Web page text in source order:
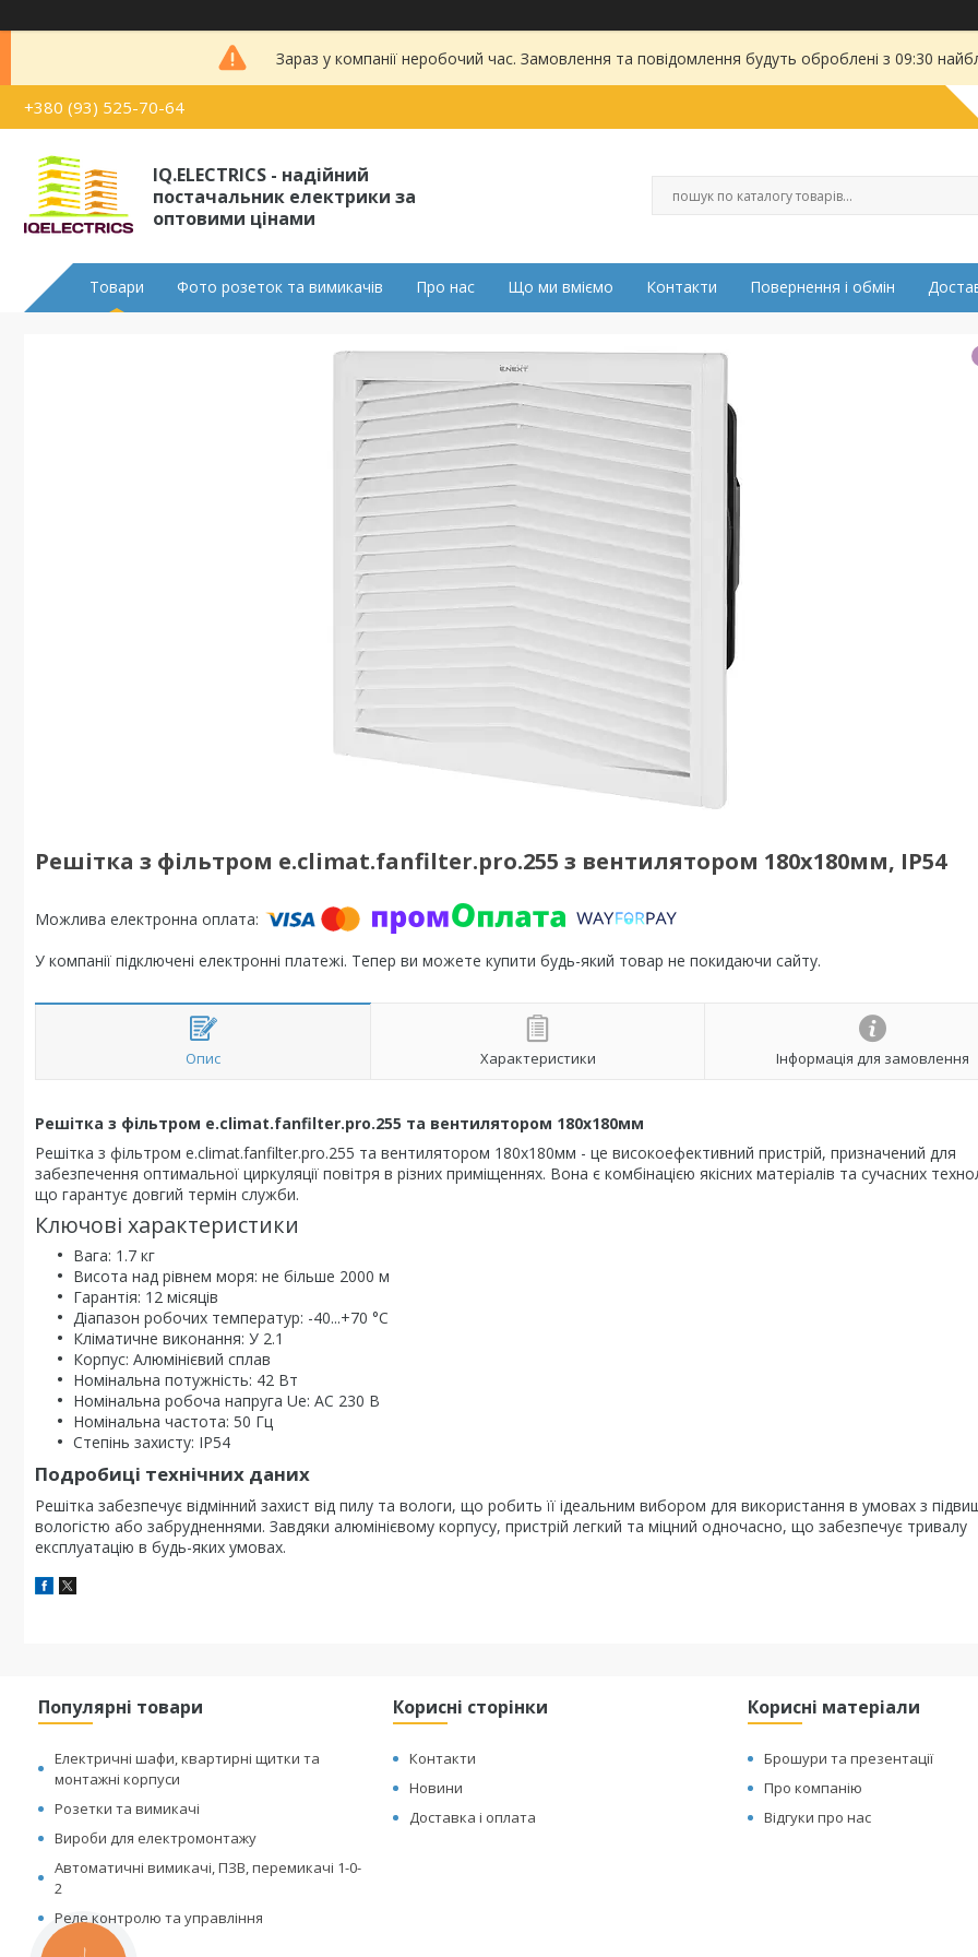
Зараз у компанії неробочий час. Замовлення та повідомлення будуть оброблені з 09:30
+380 (93) 525-70-64
IQ.ELECTRICS - надійний
постачальник електрики за
оптовими цінами
Товари Фото розеток та вимикачів Про нас Що ми вміємо Контакти Повернення і обмін
Решітка з фільтром e.climat.fanfilter.pro.255 з вентилятором 180х180мм, IP54
У компанії підключені електронні платежі. Тепер ви можете купити будь-який товар не покидаючи сайту.
Опис Характеристики Інформація для замовлення
Решітка з фільтром e.climat.fanfilter.pro.255 та вентилятором 180х180мм
Решітка з фільтром e.climat.fanfilter.pro.255 та вентилятором 180х180мм - це високоефективний пристрій, призначений для
забезпечення оптимальної циркуляції повітря в різних приміщеннях. Вона є комбінацією якісних матеріалів та сучасних
що гарантує довгий термін служби.
Ключові характеристики
Вага: 1.7 кг
Висота над рівнем моря: не більше 2000 м
Гарантія: 12 місяців
Діапазон робочих температур: -40...+70 °С
Кліматичне виконання: У 2.1
Корпус: Алюмінієвий сплав
Номінальна потужність: 42 Вт
Номінальна робоча напруга Ue: AC 230 В
Номінальна частота: 50 Гц
Степінь захисту: IP54
Подробиці технічних даних
Решітка забезпечує відмінний захист від пилу та вологи, що робить її ідеальним вибором для використання в умовах з
вологістю або забрудненнями. Завдяки алюмінієвому корпусу, пристрій легкий та міцний одночасно, що забезпечує тривалу
експлуатацію в будь-яких умовах.
Популярні товари
Електричні шафи, квартирні щитки та
монтажні корпуси
Розетки та вимикачі
Вироби для електромонтажу
Автоматичні вимикачі, ПЗВ, перемикачі 1-0-
2
Реле контролю та управління
Корисні сторінки
Контакти
Новини
Доставка і оплата
Корисні матеріали
Брошури та презентації
Про компанію
Відгуки про нас